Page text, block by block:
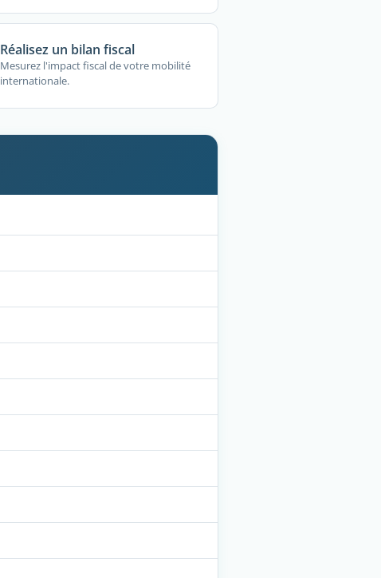
Réalisez un bilan fiscal
Mesurez l'impact fiscal de votre mobilité
internationale.